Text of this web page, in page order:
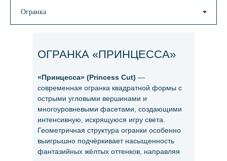
«Принцесса» (Princess Cut) —
современная огранка квадратной формы с
острыми угловыми вершинами и
многоуровневыми фасетами, создающими
интенсивную, искрящуюся игру света.
Геометричная структура огранки особенно
выигрышно подчёркивает насыщенность
фантазийных жёлтых оттенков, направляя
ОГРАНКА «ПРИНЦЕССА»